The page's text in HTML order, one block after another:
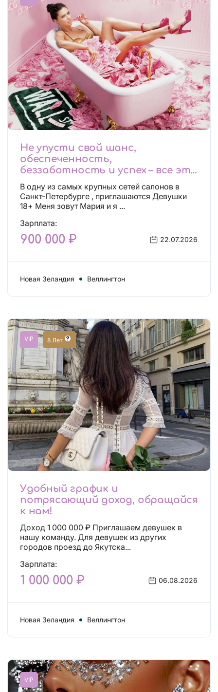
Не упусти свой шанс,
обеспеченность,
беззаботность и успех – все это
будет уже завтра, поспеши!
Лучшие условия!
В одну из самых крупных сетей салонов в
Санкт-Петербурге , приглашаются Девушки
18+ Меня зовут Мария и я ...
Зарплата:
900 000 ₽ 22.07.2026
Новая Зеландия Веллингтон
VIP 8 Лет
Удобный график и
потрясающий доход, обращайся
к нам!
Доход 1 000 000 ₽ Приглашаем девушек в
нашу команду. Для девушек из других
городов проезд до Якутска...
Зарплата:
1 000 000 ₽ 06.08.2026
Новая Зеландия Веллингтон
VIP